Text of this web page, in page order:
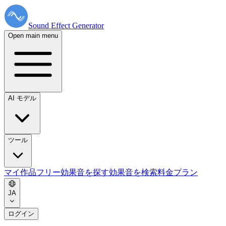
Sound Effect Generator
Open main menu
AI モデル
ツール
マイ作品フリー効果音を探す効果音を検索料金プラン
JA
ログイン